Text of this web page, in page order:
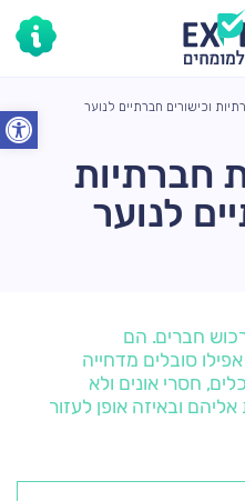
פתח וכישורים חברתיים לנוער
חברתיות
לנוער
חברים. הם
סובלים מדחייה
חסרי אונים ולא
ובאיזה אופן לעזור